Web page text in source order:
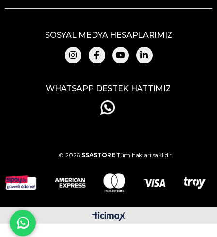
SOSYAL MEDYA HESAPLARIMIZ
WHATSAPP DESTEK HATTIMIZ
© 2026 SSASTORE Tüm hakları saklıdır.